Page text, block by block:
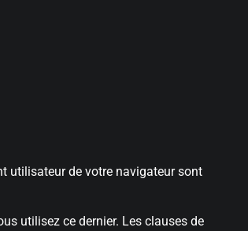
utilisateur de votre navigateur sont
utilisez ce dernier. Les clauses de